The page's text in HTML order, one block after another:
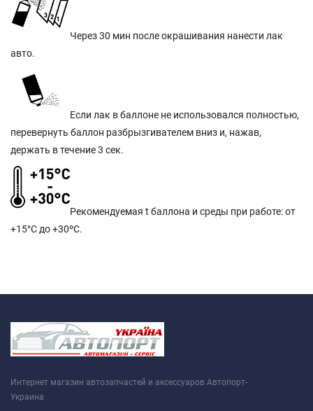
Через 30 мин после окрашивания нанести лак
авто.
Если лак в баллоне не использовался полностью,
перевернуть баллон разбрызгивателем вниз и, нажав,
держать в течение 3 сек.
Рекомендуемая t баллона и среды при работе: от
+15°C до +30ºС.
Интернет магазин автозапчастей и аксессуаров Автопорт-
Украина